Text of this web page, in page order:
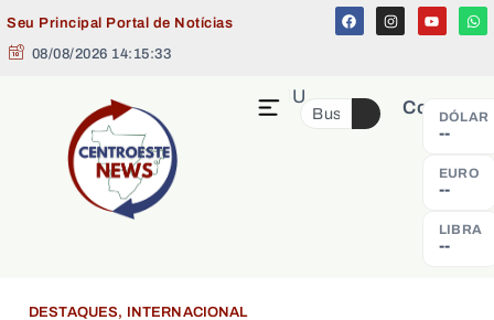
Seu Principal Portal de Notícias
08/08/2026 14:15:34
Cotação
DÓLAR
--
EURO
--
LIBRA
--
MENU
DESTAQUES, INTERNACIONAL